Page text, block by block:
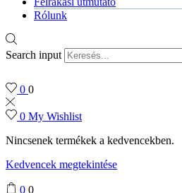
Rólunk
Search input
0 0
0 My Wishlist
Nincsenek termékek a kedvencekben.
Kedvencek megtekintése
0 0